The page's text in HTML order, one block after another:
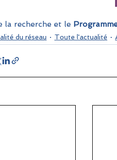
la recherche et le
du réseau Toute l'actualité